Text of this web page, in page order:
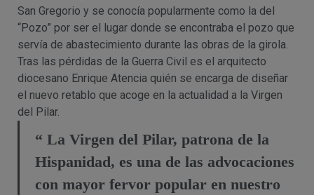
San Gregorio y se conocía popularmente como la del
“Pozo” por ser el lugar donde se encontraba el pozo que
servía de abastecimiento durante las obras de la girola.
Tras las pérdidas de la Guerra Civil es el arquitecto
diocesano Enrique Atencia quién se encarga de diseñar
el nuevo retablo que acoge en la actualidad a la Virgen
del Pilar.
“ La Virgen del Pilar, patrona de la
Hispanidad, es una de las advocaciones
con mayor fervor popular en nuestro